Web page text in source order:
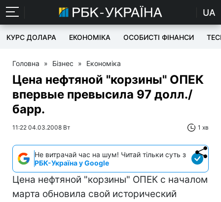
UA
КУРС ДОЛАРА ЕКОНОМІКА ОСОБИСТІ ФІНАНСИ
Головна » Бізнес » Економіка
Цена нефтяной "корзины" ОПЕК
впервые превысила 97 долл./
барр.
11:22 04.03.2008 Вт 1 хв
Не витрачай час на шум! Читай тільки суть з
РБК-Україна у Google
Цена нефтяной "корзины" ОПЕК с началом
марта обновила свой исторический